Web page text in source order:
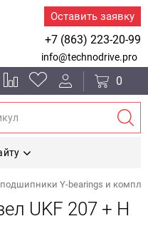
Оставить заявку
+7 (863) 223-20-99
info@technodrive.pro
0
Y-bearings и
UKF 207 + H